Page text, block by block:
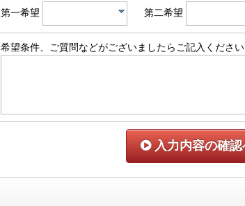
第一希望 第二希望
希望条件、ご質問などがございましたらご記入ください
入力内容の確認